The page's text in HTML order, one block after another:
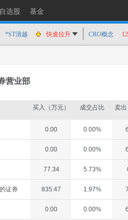
自选股 基金
*ST清越
快速拉升
金凯生科
跌停
快速拉升
CRO概念
营业部
买入（万元） 成交占比 卖出
0.00 0.00%
0.00 0.00%
77.34 5.73%
证券 835.47 1.97%
0.00 0.00%